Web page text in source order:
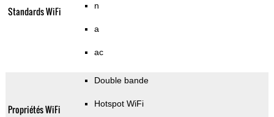
Standards WiFi n
a
ac
Propriétés WiFi
Double bande
Hotspot WiFi